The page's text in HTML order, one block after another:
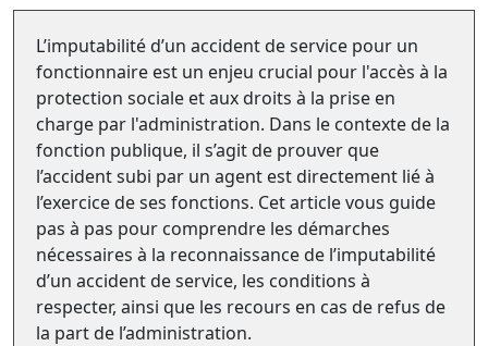
L’imputabilité d’un accident de service pour un
fonctionnaire est un enjeu crucial pour l'accès à la
protection sociale et aux droits à la prise en
charge par l'administration. Dans le contexte de la
fonction publique, il s’agit de prouver que
l’accident subi par un agent est directement lié à
l’exercice de ses fonctions. Cet article vous guide
pas à pas pour comprendre les démarches
nécessaires à la reconnaissance de l’imputabilité
d’un accident de service, les conditions à
respecter, ainsi que les recours en cas de refus de
la part de l’administration.